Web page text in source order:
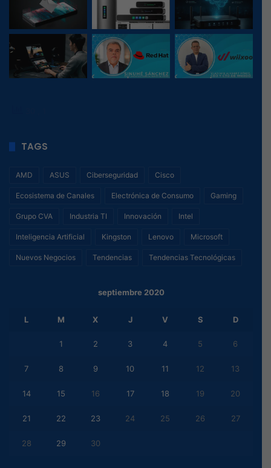
TAGS
AMD ASUS Ciberseguridad Cisco
Ecosistema de Canales Electrónica de Consumo Gaming
Grupo CVA Industria TI Innovación Intel
Inteligencia Artificial Kingston Lenovo Microsoft
Nuevos Negocios Tendencias Tendencias Tecnológicas
septiembre 2020
L M X J V S D
1 2 3 4 5 6
7 8 9 10 11 12 13
14 15 16 17 18 19 20
21 22 23 24 25 26 27
28 29 30